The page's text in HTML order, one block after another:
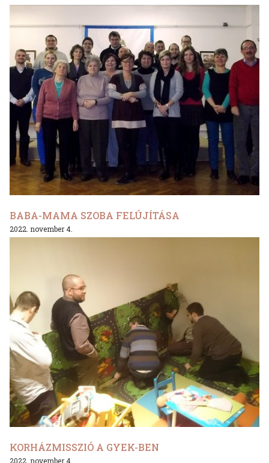
BABA-MAMA SZOBA FELÚJÍTÁSA
2022. november 4.
KORHÁZMISSZIÓ A GYEK-BEN
2022. november 4.